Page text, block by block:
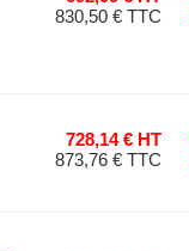
830,50 € TTC
728,14 € HT
873,76 € TTC